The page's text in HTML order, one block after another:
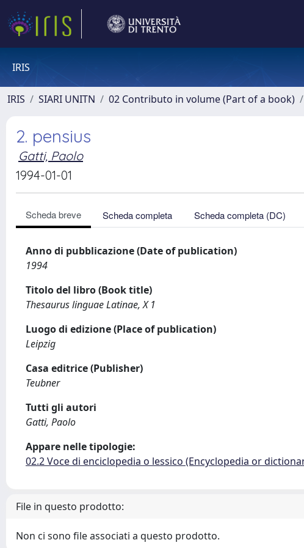
IRIS
IRIS SIARI UNITN 02 Contributo in volume (Part of a book)
2. pensius
Gatti, Paolo
1994-01-01
Scheda breve Scheda completa Scheda completa (DC)
Anno di pubblicazione (Date of publication)
1994
Titolo del libro (Book title)
Thesaurus linguae Latinae, X 1
Luogo di edizione (Place of publication)
Leipzig
Casa editrice (Publisher)
Teubner
Tutti gli autori
Gatti, Paolo
Appare nelle tipologie:
02.2 Voce di enciclopedia o lessico (Encyclopedia or
File in questo prodotto:
Non ci sono file associati a questo prodotto.